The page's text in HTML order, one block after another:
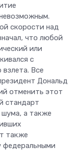
скорости над
что любой
или
с
Все
Дональд
отменить этот
стандарт
шума, а также
также
федеральными